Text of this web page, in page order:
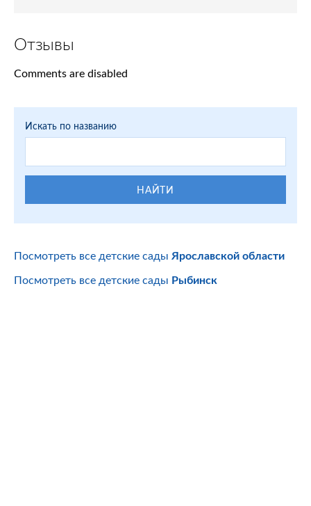
Отзывы
Comments are disabled
Искать по названию
НАЙТИ
Посмотреть все детские сады Ярославской области
Посмотреть все детские сады Рыбинск